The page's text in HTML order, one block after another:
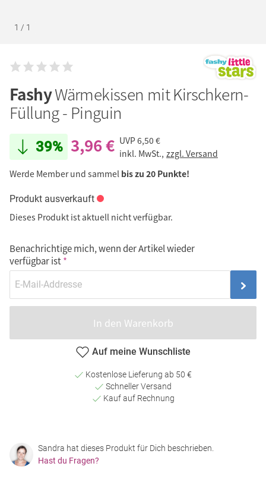
1 / 1
FashyWärmekissen mit Kirschkern-
Füllung - Pinguin
39% 3,96 € UVP6,50 €
inkl. MwSt., zzgl. Versand
Werde Member und sammel bis zu 20 Punkte!
Produkt ausverkauft
Dieses Produkt ist aktuell nicht verfügbar.
Benachrichtige mich, wenn der Artikel wieder
verfügbar ist
In den Warenkorb
Auf meine Wunschliste
Kostenlose Lieferung ab 50 €
Schneller Versand
Kauf auf Rechnung
Sandra hat dieses Produkt für Dich beschrieben.
Hast du Fragen?